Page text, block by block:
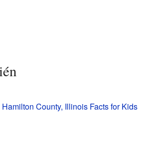
Hamilton County, Illinois Facts for Kids